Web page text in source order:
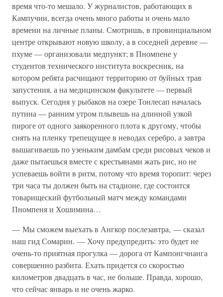
время что-то мешало. У журналистов, работающих в
Кампучии, всегда очень много работы и очень мало
времени на личные планы. Смотришь, в провинциальном
центре открывают новую школу, а в соседней деревне —
пхуме — организовали медпункт; в Пномпене у
студентов технического института воскресник, на
котором ребята расчищают территорию от буйных трав
запустения, а на медицинском факультете — первый
выпуск. Сегодня у рыбаков на озере Тонлесап началась
путина — ранним утром плывешь на длинной узкой
пироге от одного заякоренного плота к другому, чтобы
снять на пленку трепещущее в неводах серебро, а завтра
вышагиваешь по узеньким дамбам среди рисовых чеков и
даже пытаешься вместе с крестьянами жать рис, но не
успеваешь войти в ритм, потому что время торопит: через
три часа ты должен быть на стадионе, где состоится
товарищеский футбольный матч между командами
Пномпеня и Хошимина…
— Мы сможем выехать в Ангкор послезавтра, — сказал
наш гид Сомарин. — Хочу предупредить: это будет не
очень-то приятная прогулка — дорога от Кампонгчнанга
совершенно разбита. Ехать придется со скоростью
километров двадцать в час, не больше. Правда, хорошо,
что сейчас январь и не очень жарко.